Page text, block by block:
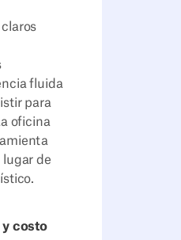
claros
fluida
para
oficina
lugar de
costo